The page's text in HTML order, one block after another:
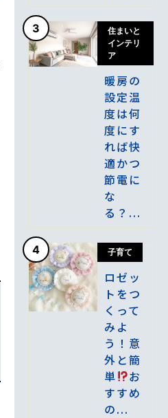
3
住まいと
インテリ
ア
暖房の
設定温
度は何
度にす
れば快
適かつ
節電に
な
る？...
4 子育て
ロゼッ
トをつ
くって
みよ
う！意
外と簡
単
お
すすめ
の...